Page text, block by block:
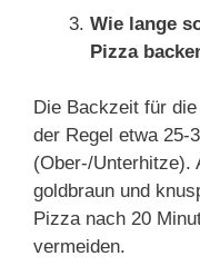
Wie lange
Pizza
Die Backzeit für
der Regel etwa 25-
(Ober-/Unterhitze).
goldbraun und
Pizza nach 20
vermeiden.